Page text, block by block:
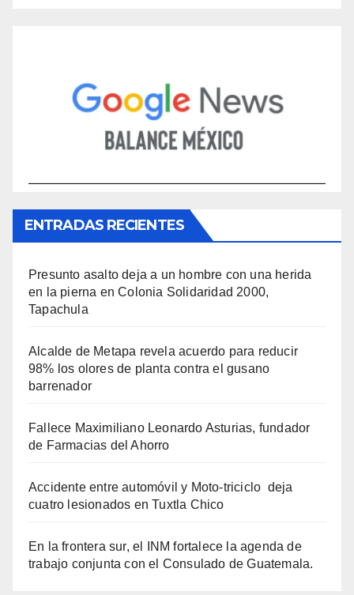
ENTRADAS RECIENTES
Presunto asalto deja a un hombre con una herida
en la pierna en Colonia Solidaridad 2000,
Tapachula
Alcalde de Metapa revela acuerdo para reducir
98% los olores de planta contra el gusano
barrenador
Fallece Maximiliano Leonardo Asturias, fundador
de Farmacias del Ahorro
Accidente entre automóvil y Moto-triciclo deja
cuatro lesionados en Tuxtla Chico
En la frontera sur, el INM fortalece la agenda de
trabajo conjunta con el Consulado de Guatemala.